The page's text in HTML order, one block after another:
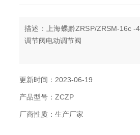
描述：上海蝶黔ZRSP/ZRSM-16c -
调节阀电动调节阀
更新时间：2023-06-19
产品型号：ZCZP
厂商性质：生产厂家